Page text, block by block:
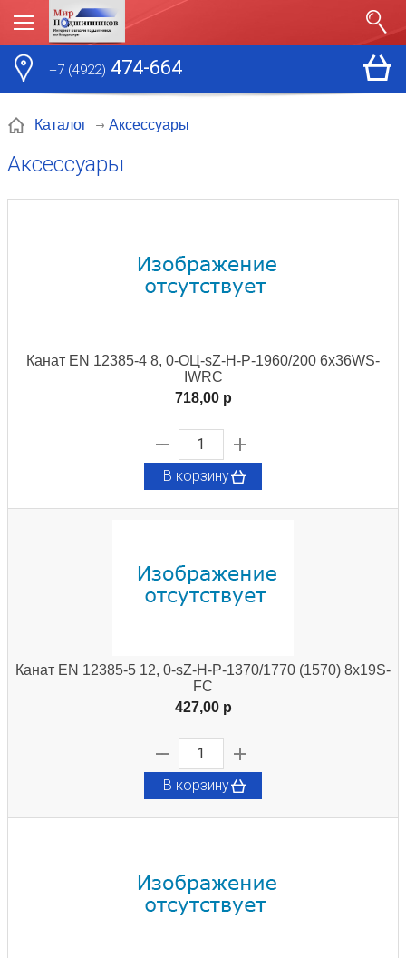
+7 (4922) 474-664
Каталог Аксессуары
Аксессуары
Канат EN 12385-4 8, 0-ОЦ-sZ-H-P-1960/200 6x36WS-
IWRC
718,00 p
В корзину
Канат EN 12385-5 12, 0-sZ-H-P-1370/1770 (1570) 8x19S-
FC
427,00 p
В корзину